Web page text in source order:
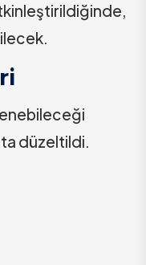
düzeltildi.